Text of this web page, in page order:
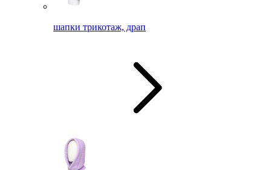
шапки трикотаж, драп